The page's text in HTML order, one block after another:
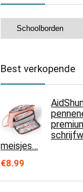
Best verkopende
meisjes…
€8.99